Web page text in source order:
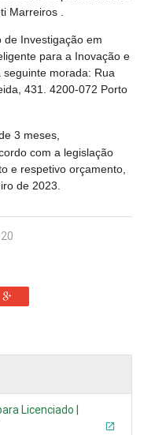
Marreiros .
de Investigação em
para a Inovação e
seguinte morada: Rua
431. 4200-072 Porto
3 meses,
com a legislação
e respetivo orçamento,
de 2023.
Licenciado |